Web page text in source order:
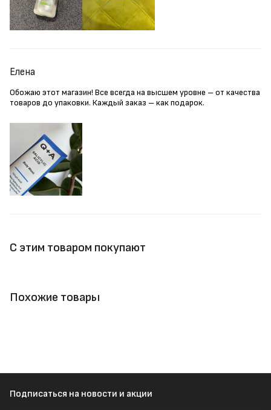
Елена
Обожаю этот магазин! Все всегда на высшем уровне – от качества
товаров до упаковки. Каждый заказ – как подарок.
С этим товаром покупают
Похожие товары
Подписаться на новости и акции